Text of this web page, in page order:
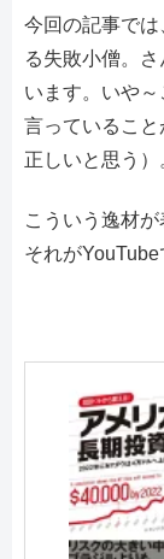
今回の記事で
る失敗小僧。
います。いや～
言っていること
正しいと思う）
こういう逸材
それがYouTube